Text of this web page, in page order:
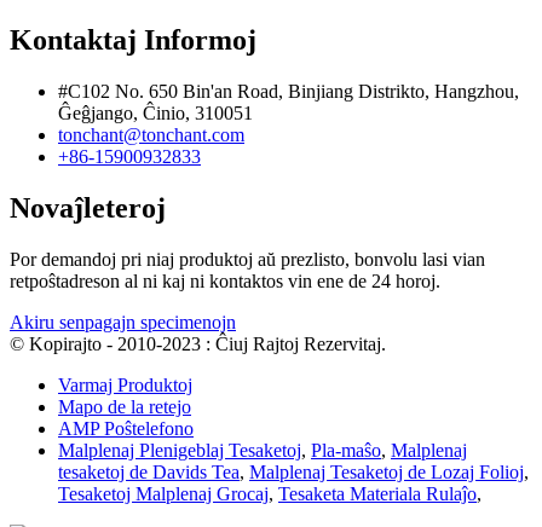
Kontaktaj Informoj
#C102 No. 650 Bin'an Road, Binjiang Distrikto, Hangzhou,
Ĝeĝjango, Ĉinio, 310051
tonchant@tonchant.com
+86-15900932833
Novaĵleteroj
Por demandoj pri niaj produktoj aŭ prezlisto, bonvolu lasi vian
retpoŝtadreson al ni kaj ni kontaktos vin ene de 24 horoj.
Akiru senpagajn specimenojn
© Kopirajto - 2010-2023 : Ĉiuj Rajtoj Rezervitaj.
Varmaj Produktoj
Mapo de la retejo
AMP Poŝtelefono
Malplenaj Plenigeblaj Tesaketoj, Pla-maŝo, Malplenaj
tesaketoj de Davids Tea, Malplenaj Tesaketoj de Lozaj Folioj,
Tesaketoj Malplenaj Grocaj, Tesaketa Materiala Rulaĵo,